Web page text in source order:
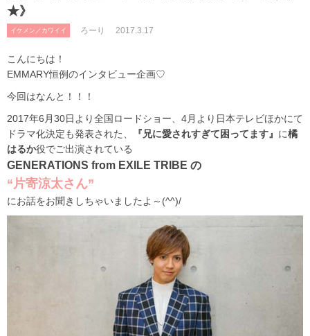
★》
イケメン／カワイイ ろーり 2017.3.17
こんにちは！
EMMARY恒例のインタビュー企画♡
今回はなんと！！！
2017年6月30日より全国ロードショー、4月より日本テレビほかにて
ドラマ化決定も発表された、
『兄に愛されすぎて困ってます』 に橘
はるか役でご出演されている
GENERATIONS from EXILE TRIBE の
“片寄涼太さん”
にお話をお聞きしちゃいましたよ～(^^)/